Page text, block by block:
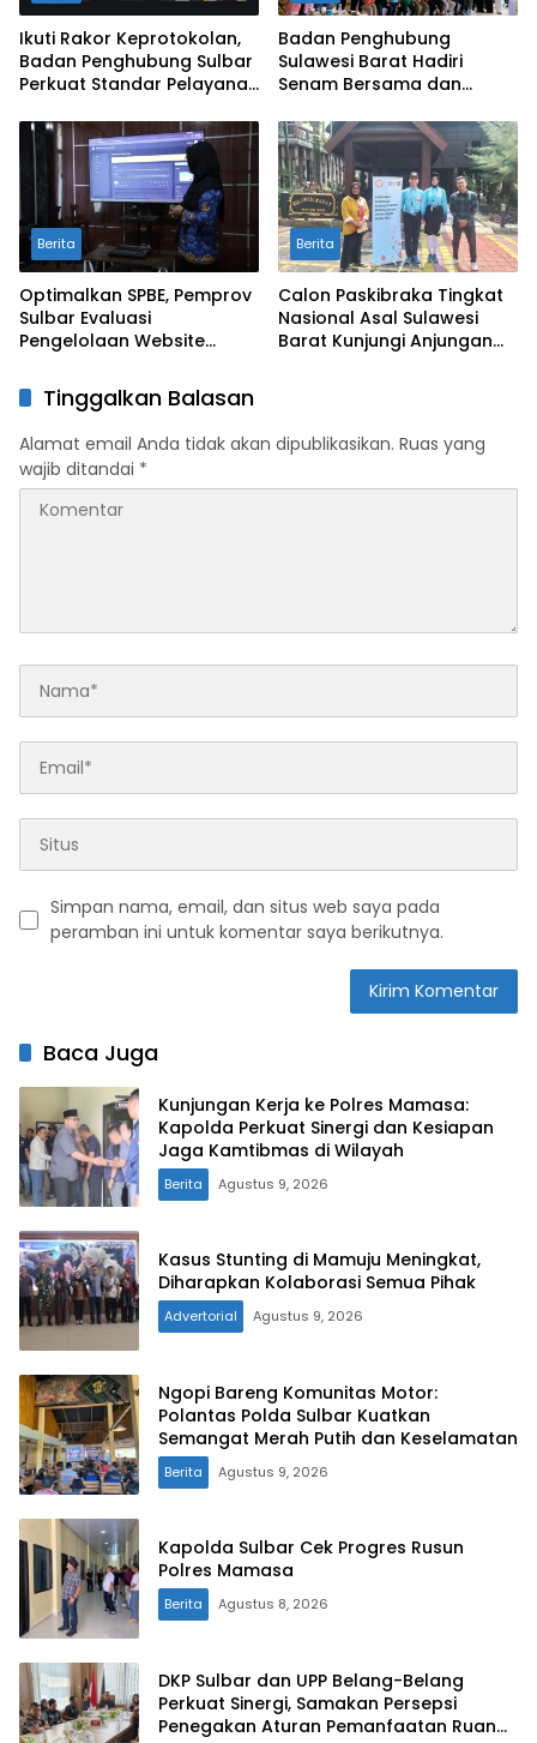
Ikuti Rakor Keprotokolan,
Badan Penghubung Sulbar
Perkuat Standar Pelayanan
Badan Penghubung
Sulawesi Barat Hadiri
Senam Bersama dan
dengan Anjungan Daerah
Berita
Optimalkan SPBE, Pemprov
Sulbar Evaluasi
Pengelolaan Website
Berita
Calon Paskibraka Tingkat
Nasional Asal Sulawesi
Barat Kunjungi Anjungan
Tinggalkan Balasan
Alamat email Anda tidak akan dipublikasikan. Ruas yang
wajib ditandai *
Simpan nama, email, dan situs web saya pada
peramban ini untuk komentar saya berikutnya.
Baca Juga
Kunjungan Kerja ke Polres Mamasa:
Kapolda Perkuat Sinergi dan Kesiapan
Jaga Kamtibmas di Wilayah
Berita Agustus 9, 2026
Kasus Stunting di Mamuju Meningkat,
Diharapkan Kolaborasi Semua Pihak
Advertorial Agustus 9, 2026
Ngopi Bareng Komunitas Motor:
Polantas Polda Sulbar Kuatkan
Semangat Merah Putih dan Keselamatan
Berita Agustus 9, 2026
Kapolda Sulbar Cek Progres Rusun
Berita Agustus 8, 2026
DKP Sulbar dan UPP Belang-Belang
Perkuat Sinergi, Samakan Persepsi
Penegakan Aturan Pemanfaatan Ruang